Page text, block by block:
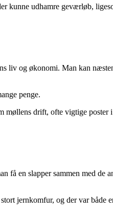
kunne udhamre geværløb,
og økonomi. Man kan
penge.
drift, ofte vigtige
få en slapper sammen med de
jernkomfur, og der var både